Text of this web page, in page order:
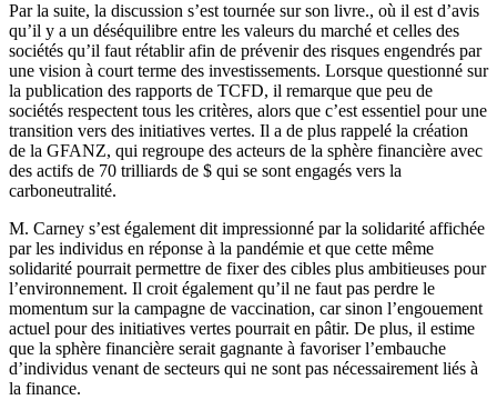
Par la suite, la discussion s’est tournée sur son livre., où il est d’avis
qu’il y a un déséquilibre entre les valeurs du marché et celles des
sociétés qu’il faut rétablir afin de prévenir des risques engendrés par
une vision à court terme des investissements. Lorsque questionné sur
la publication des rapports de TCFD, il remarque que peu de
sociétés respectent tous les critères, alors que c’est essentiel pour une
transition vers des initiatives vertes. Il a de plus rappelé la création
de la GFANZ, qui regroupe des acteurs de la sphère financière avec
des actifs de 70 trilliards de $ qui se sont engagés vers la
carboneutralité.
M. Carney s’est également dit impressionné par la solidarité affichée
par les individus en réponse à la pandémie et que cette même
solidarité pourrait permettre de fixer des cibles plus ambitieuses pour
l’environnement. Il croit également qu’il ne faut pas perdre le
momentum sur la campagne de vaccination, car sinon l’engouement
actuel pour des initiatives vertes pourrait en pâtir. De plus, il estime
que la sphère financière serait gagnante à favoriser l’embauche
d’individus venant de secteurs qui ne sont pas nécessairement liés à
la finance.